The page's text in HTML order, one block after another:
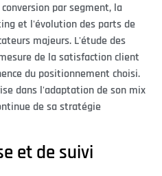
par segment, la
et l'évolution des parts de
majeurs. L'étude des
de la satisfaction client
du positionnement choisi.
dans l'adaptation de son mix
de sa stratégie
et de suivi